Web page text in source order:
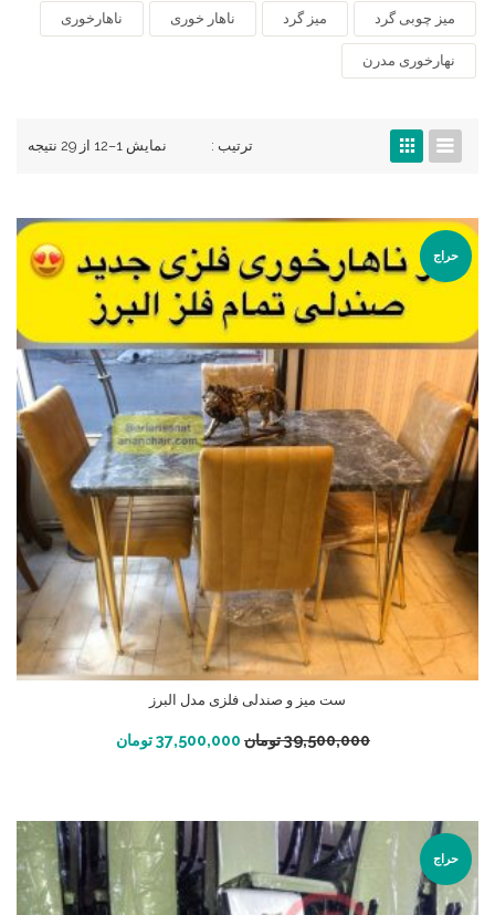
میز چوبی گرد میز گرد ناهار خوری ناهارخوری
نهارخوری مدرن
نمایش 1–12 از 29 نتیجه ترتیب :
حراج
ست میز و صندلی فلزی مدل البرز
39,500,000تومان 37,500,000تومان افزودن به سبد خرید
حراج